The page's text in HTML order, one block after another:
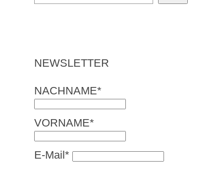
NEWSLETTER
NACHNAME*
VORNAME*
E-Mail*